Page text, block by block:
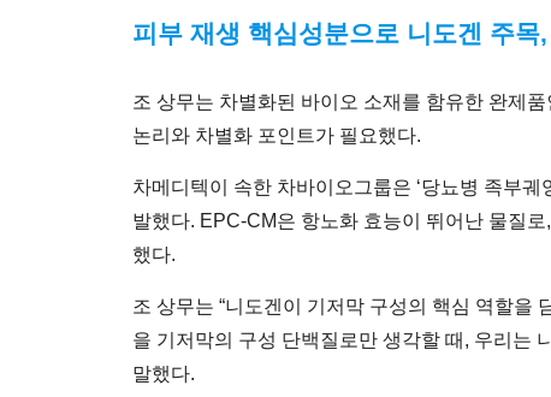
피부 재생 핵심성분으로 니도겐 주목
조 상무는 차별화된 바이오 소재를 함유한 완제
논리와 차별화 포인트가 필요했다.
차메디텍이 속한 차바이오그룹은 ‘당뇨병 족부
발했다. EPC-CM은 항노화 효능이 뛰어난 물질
했다.
조 상무는 “니도겐이 기저막 구성의 핵심 역할을
을 기저막의 구성 단백질로만 생각할 때, 우리는
말했다.